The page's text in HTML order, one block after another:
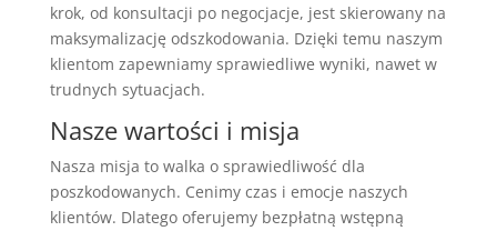
krok, od konsultacji po negocjacje, jest skierowany na
maksymalizację odszkodowania. Dzięki temu naszym
klientom zapewniamy sprawiedliwe wyniki, nawet w
trudnych sytuacjach.
Nasze wartości i misja
Nasza misja to walka o sprawiedliwość dla
poszkodowanych. Cenimy czas i emocje naszych
klientów. Dlatego oferujemy bezpłatną wstępną